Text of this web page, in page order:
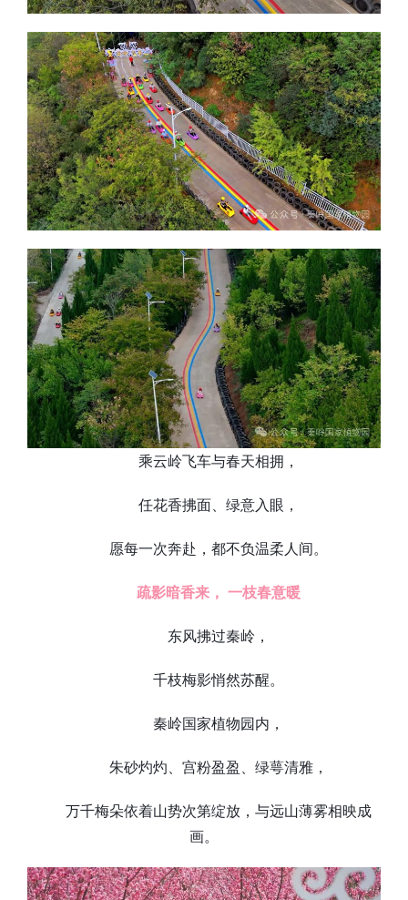
乘云岭飞车与春天相拥，
任花香拂面、绿意入眼，
愿每一次奔赴，都不负温柔人间。
疏影暗香来， 一枝春意暖
东风拂过秦岭，
千枝梅影悄然苏醒。
秦岭国家植物园内，
朱砂灼灼、宫粉盈盈、绿萼清雅，
万千梅朵依着山势次第绽放，与远山薄雾相映成
画。